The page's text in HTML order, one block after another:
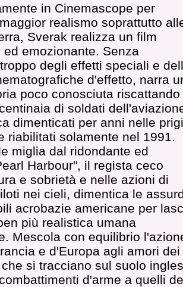
in Cinemascope per
realismo soprattutto
Sverak realizza un film
emozionante. Senza
degli effetti speciali e
d'effetto, narra
poco conosciuta riscattando
di soldati
dimenticati per anni nelle
riabilitati solamente nel 1991.
miglia dal ridondante ed
Harbour", il regista ceco
e sobrietà e nelle azioni di
nei cieli, dimentica le
acrobazie americane per
più realistica umana
Mescola con equilibrio
e d'Europa agli amori dei
si tracciano sul suolo
d'arme a quelli